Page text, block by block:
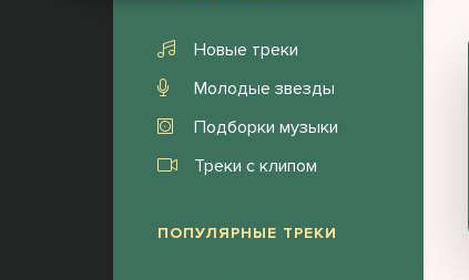
Новые треки
Молодые звезды
Подборки музыки
Треки с клипом
ПОПУЛЯРНЫЕ ТРЕКИ